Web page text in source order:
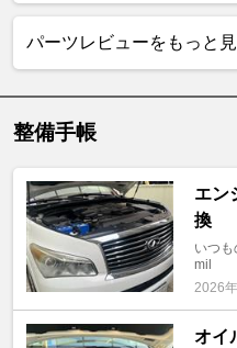
パーツレビューをもっと
整備手帳
エン
換
いつ
mil
2026
オイ